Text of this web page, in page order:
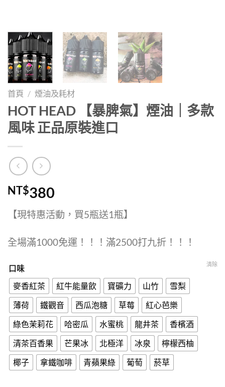
首頁 / 煙油及耗材
HOT HEAD 【暴脾氣】煙油｜多款
風味 正品原裝進口
NT$380
【現特惠活動，買5瓶送1瓶】
全場滿1000免運！！！滿2500打九折！！！
口味
麥香紅茶 紅牛能量飲 寶礦力 山竹
雪梨
薄荷
鐵觀音 西瓜泡糖 草莓
紅心芭樂
綠色茉莉花
哈密瓜 水蜜桃 龍井茶
香檳酒
清茶百香果
芒果冰 北極洋 冰泉
檸檬西柚
椰子
拿鐵咖啡 青蘋果綠 葡萄 菸草
清除